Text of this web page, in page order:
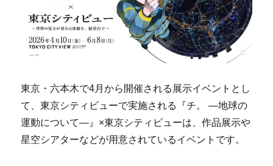
東京・六本木で4月から開催される展示イベントとし
て、東京シティビューで実施される『チ。 ―地球の
運動について―』×東京シティビューは、作品展示や
星空シアターなどが用意されているイベントです。